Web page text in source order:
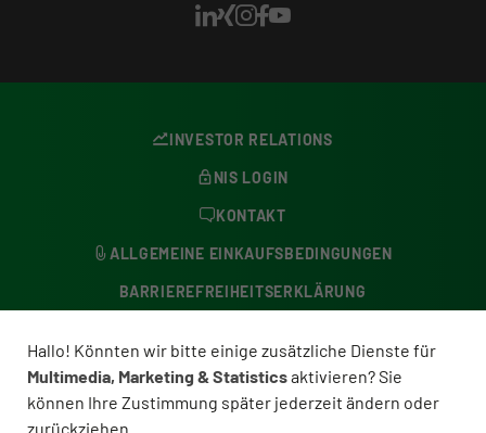
INVESTOR RELATIONS
NIS LOGIN
KONTAKT
ALLGEMEINE EINKAUFSBEDINGUNGEN
BARRIEREFREIHEITSERKLÄRUNG
BESCHWERDESTELLE
COOKIE-EINSTELLUNGEN
Hallo! Könnten wir bitte einige zusätzliche Dienste für
Multimedia, Marketing & Statisticsaktivieren? Sie
können Ihre Zustimmung später jederzeit ändern oder
zurückziehen.